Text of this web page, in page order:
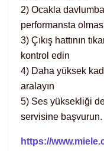
2) Ocakla
performansta
3) Çıkış hattının
kontrol edin
4) Daha yüksek
aralayın
5) Ses yüksekliği
servisine başvurun.
https://